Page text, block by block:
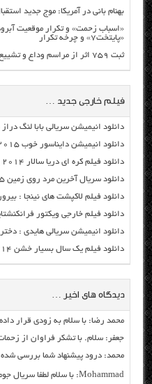
بهنام بانی در آمریکا: موج جدید
«اسباب زحمت» و تکرار موقعیت
«پایتخت۷» و چرخه تکرار
ثبت ۷۵۹ اثر از مراسم وداع و تشییع رهبر شهید انقلاب
فیلم خارجی جدید …
دانلود انیمیشن سریالی بابا لنگ دراز ۱۹۹۰ با دوبله فارسی
دانلود انیمیشن دایناسور خوب ۲۰۱۵ با دوبله فارسی
دانلود فیلم کره ای دریا سالار ۲۰۱۴ با دوبله فارسی
دانلود سریال آخرین مرد روی زمین ۲۰۱۵ با دوبله فارسی
دانلود فیلم لاکپشت های نینجا : بیرون از سایه ها
دانلود فیلم خارجی ویکتور فرانکنشتاین ۲۰۱۵ با دوبله
دانلود انیمیشن سریالی هایدی :
دانلود فیلم یک سال بسیار خشن ۲۰۱۴ با دوبله فارسی
دیدگاه های اخیر …
محمد رضا: با سلام به زودی قرار
جعفر: سلام. با تشکر فراوان از
محمد: درود پیشنهاد شما بررسی
Mohammad: با سلام لطفا سریال جومونگ را بدون سانس...